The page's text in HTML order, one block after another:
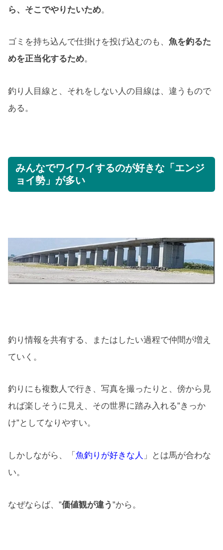
ら、そこでやりたいため。
ゴミを持ち込んで仕掛けを投げ込むのも、 魚を釣るた
めを正当化するため。
釣り人目線と、それをしない人の目線は、違うもので
ある。
みんなでワイワイするのが好きな「エンジ
ョイ勢」が多い
釣り情報を共有する、またはしたい過程で仲間が増え
ていく。
釣りにも複数人で行き、写真を撮ったりと、傍から見
れば楽しそうに見え、その世界に踏み入れる”きっか
け”としてなりやすい。
しかしながら、「 魚釣りが好きな人 」とは馬が合わな
い。
なぜならば、”価値観が違う”から。